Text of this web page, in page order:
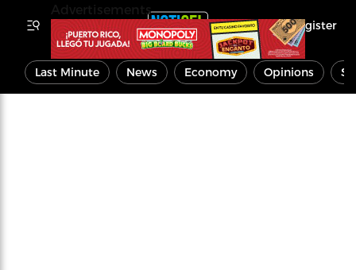
Register
Last Minute News Economy Opinions
Advertisements